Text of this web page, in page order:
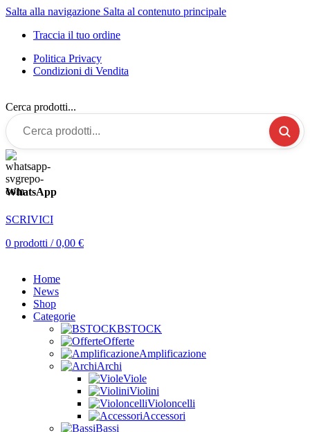
Salta alla navigazione Salta al contenuto principale
Traccia il tuo ordine
Politica Privacy
Condizioni di Vendita
Cerca prodotti...
WhatsApp
SCRIVICI
0 prodotti / 0,00 €
Home
News
Shop
Categorie
BSTOCK
Offerte
Amplificazione
Archi
Viole
Violini
Violoncelli
Accessori
Bassi